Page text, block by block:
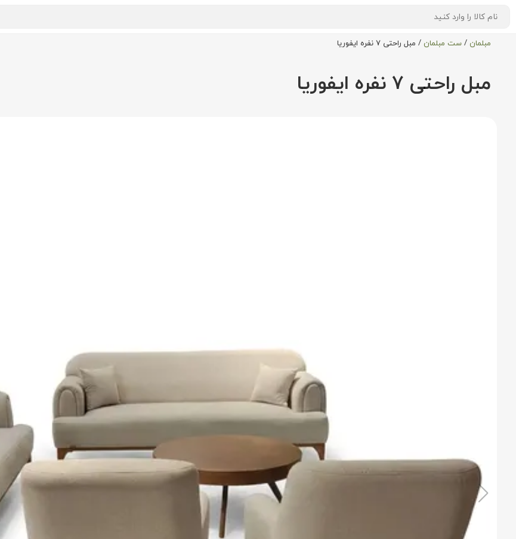
مبلمان / ست مبلمان / مبل راحتی ۷ نفره ایفوریا
مبل راحتی ۷ نفره ایفوریا